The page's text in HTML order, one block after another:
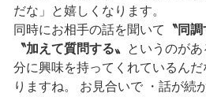
だな」と嬉しくなります。
同時にお相手の話を聞いて
〝同
〝加えて質問する〟
というのが
分に興味を持ってくれているん
りますね。 お見合いで ・話が続